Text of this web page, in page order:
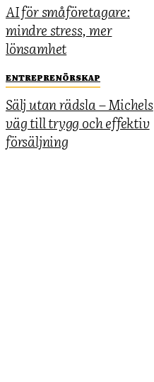
AI för småföretagare:
mindre stress, mer
lönsamhet
ENTREPRENÖRSKAP
Sälj utan rädsla – Michels
väg till trygg och effektiv
försäljning